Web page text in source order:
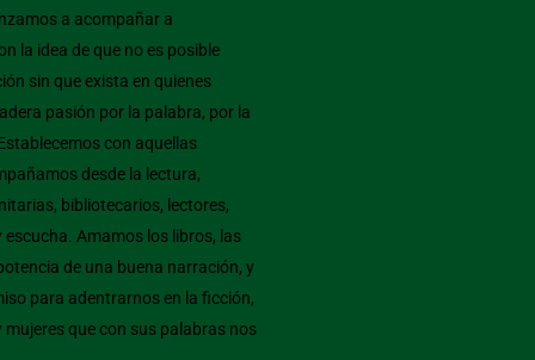
a acompañar a
la idea de que no es posible
sin que exista en quienes
pasión por la palabra, por la
con aquellas
desde la lectura,
bibliotecarios, lectores,
Amamos los libros, las
de una buena narración, y
para adentrarnos en la ficción,
que con sus palabras nos